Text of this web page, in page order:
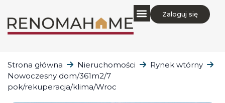
Zaloguj się
Strona główna Nieruchomości
Rynek wtórny
Nowoczesny dom/361m2/7
pok/rekuperacja/klima/Wroc